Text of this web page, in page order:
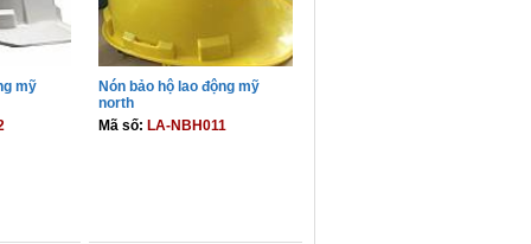
mỹ
Nón bảo hộ lao động mỹ
north
Mã số: LA-NBH011